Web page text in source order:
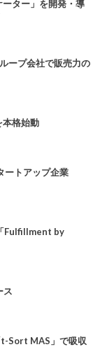
ター」を開発・導
ープ会社で販売力の
本格始動
ートアップ企業
Fulfillment by
ス
Sort MAS」で吸収